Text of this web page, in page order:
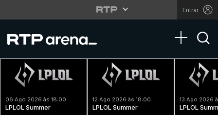
Entrar
Toggle
06 Ago 2026 às 18:00
LPLOL Summer
12 Ago 2026 às 18:00
LPLOL Summer
13 Ago 2026
LPLOL